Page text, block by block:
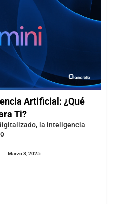
Artificial: ¿Qué
Ti?
la inteligencia
Marzo 8, 2025